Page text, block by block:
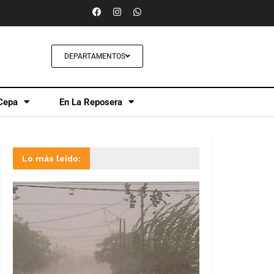
DEPARTAMENTOS
En La Reposera
Lo más leído: